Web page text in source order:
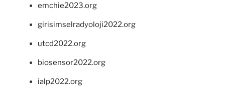
emchie2023.org
girisimselradyoloji2022.org
utcd2022.org
biosensor2022.org
ialp2022.org